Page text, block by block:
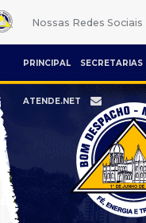
Nossas Redes Sociais
PRINCIPAL SECRETARIAS
ATENDE.NET